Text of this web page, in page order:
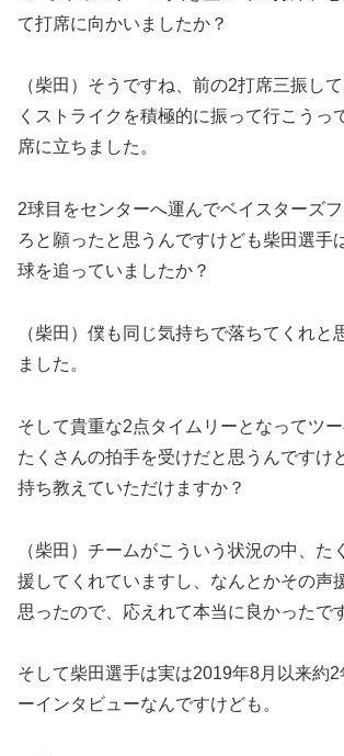
て打席に向かいましたか？
（柴田）そうですね、前の2打席三振し
くストライクを積極的に振って行こうっ
席に立ちました。
2球目をセンターへ運んでベイスターズ
ろと願ったと思うんですけども柴田選手
球を追っていましたか？
（柴田）僕も同じ気持ちで落ちてくれと
ました。
そして貴重な2点タイムリーとなってツ
たくさんの拍手を受けだと思うんですけ
持ち教えていただけますか？
（柴田）チームがこういう状況の中、た
援してくれていますし、なんとかその声
思ったので、応えれて本当に良かったで
そして柴田選手は実は2019年8月以来約2
ーインタビューなんですけども。